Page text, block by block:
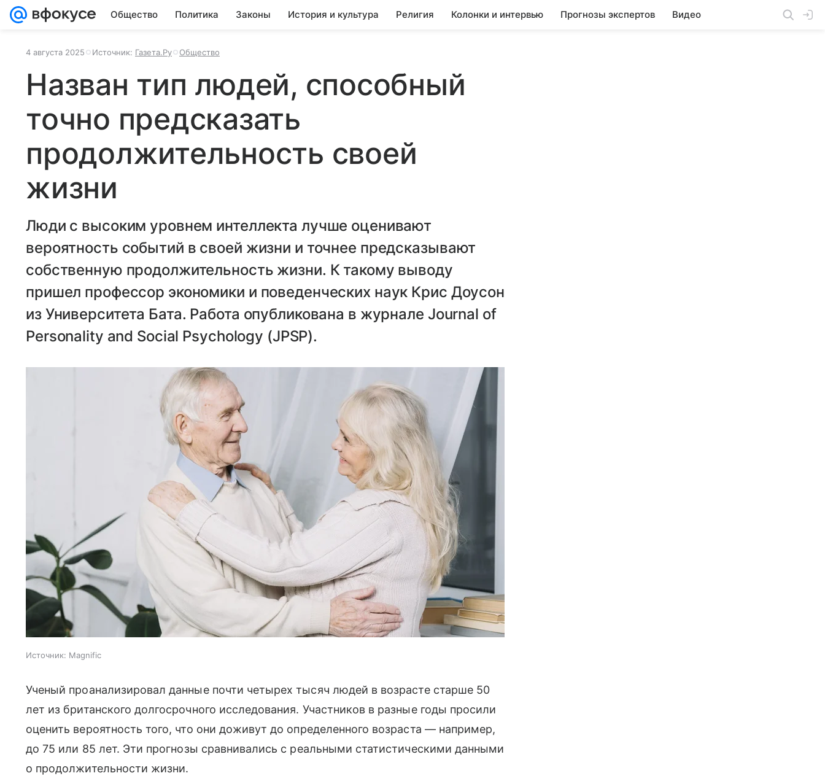
Общество Политика Законы История и культура Религия Колонки и интервью Прогнозы экспертов Видео
4 августа 2025 Источник: Газета.Ру Общество
Назван тип людей, способный
точно предсказать
продолжительность своей
жизни
Люди с высоким уровнем интеллекта лучше оценивают
вероятность событий в своей жизни и точнее предсказывают
собственную продолжительность жизни. К такому выводу
пришел профессор экономики и поведенческих наук Крис Доусон
из Университета Бата. Работа опубликована в журнале Journal of
Personality and Social Psychology (JPSP).
Источник: Magnific
Ученый проанализировал данные почти четырех тысяч людей в возрасте старше 50
лет из британского долгосрочного исследования. Участников в разные годы просили
оценить вероятность того, что они доживут до определенного возраста — например,
до 75 или 85 лет. Эти прогнозы сравнивались с реальными статистическими данными
о продолжительности жизни.